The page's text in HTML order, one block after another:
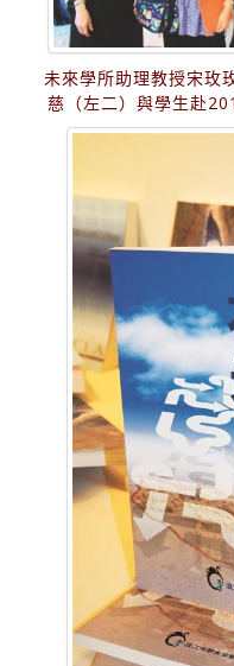
未來學所助理教授宋玫
慈（左二）與學生赴